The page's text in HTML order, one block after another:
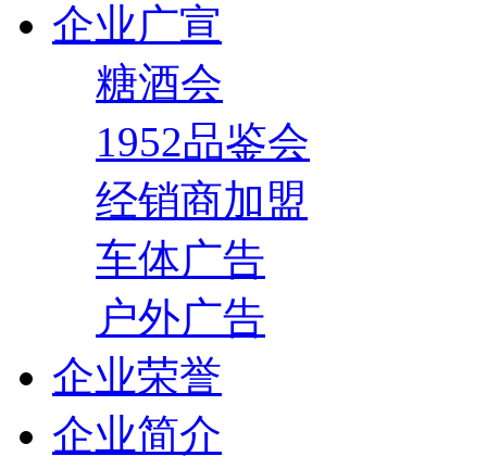
企业广宣
糖酒会
1952品鉴会
经销商加盟
车体广告
户外广告
企业荣誉
企业简介